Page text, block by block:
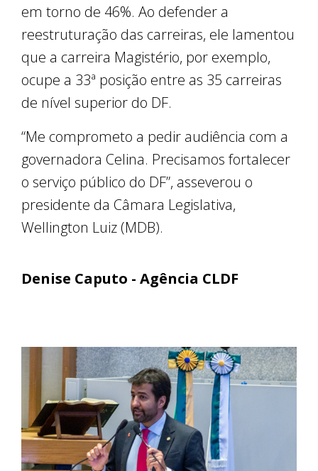
em torno de 46%. Ao defender a
reestruturação das carreiras, ele lamentou
que a carreira Magistério, por exemplo,
ocupe a 33ª posição entre as 35 carreiras
de nível superior do DF.
“Me comprometo a pedir audiência com a
governadora Celina. Precisamos fortalecer
o serviço público do DF”, asseverou o
presidente da Câmara Legislativa,
Wellington Luiz (MDB).
Denise Caputo - Agência CLDF